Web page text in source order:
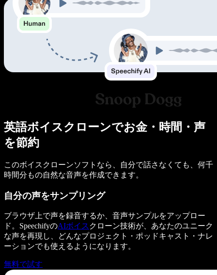
英語ボイスクローンでお金・時間・声
を節約
このボイスクローンソフトなら、自分で話さなくても、何千
時間分もの自然な音声を作成できます。
自分の声をサンプリング
ブラウザ上で声を録音するか、音声サンプルをアップロー
ド。SpeechifyのAIボイス クローン技術が、あなたのユニーク
な声を再現し、どんなプロジェクト・ポッドキャスト・ナレ
ーションでも使えるようになります。
無料で試す